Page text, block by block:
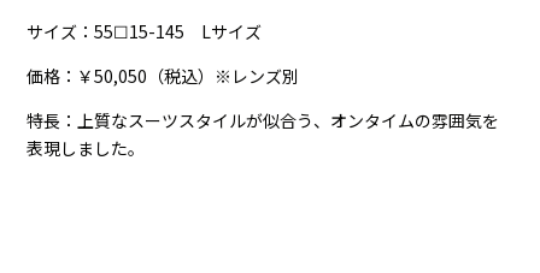
サイズ：55☐15-145 Lサイズ
価格：￥50,050（税込）※レンズ別
特長：上質なスーツスタイルが似合う、オンタイムの雰囲気を
表現しました。